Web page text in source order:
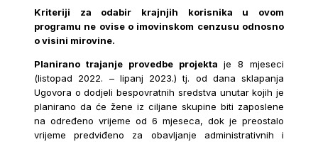
Kriteriji za odabir krajnjih korisnika u ovom
programu ne ovise o imovinskom cenzusu odnosno
o visini mirovine.
Planirano trajanje provedbe projekta je 8 mjeseci
(listopad 2022. – lipanj 2023.) tj. od dana sklapanja
Ugovora o dodjeli bespovratnih sredstva unutar kojih je
planirano da će žene iz ciljane skupine biti zaposlene
na određeno vrijeme od 6 mjeseca, dok je preostalo
vrijeme predviđeno za obavljanje administrativnih i